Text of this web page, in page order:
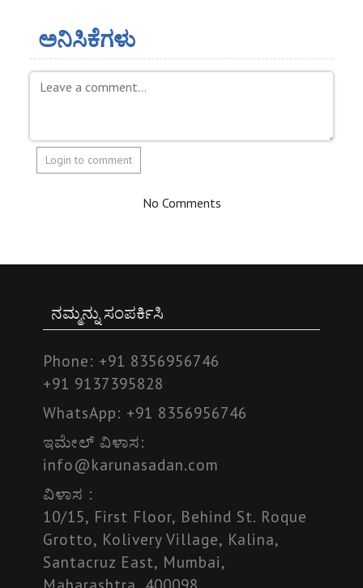
ಅನಿಸಿಕೆಗಳು
Login to comment
No Comments
ನಮ್ಮನ್ನು ಸಂಪರ್ಕಿಸಿ
Phone: +91 8356956746
+91 9137395828
WhatsApp: +91 8356956746
ಇಮೇಲ್ ವಿಳಾಸ:
info@karunasadan.com
ವಿಳಾಸ :
10/15, First Floor, Behind St. Roque
Grotto, Kolivery Village, Kalina,
Santacruz East, Mumbai,